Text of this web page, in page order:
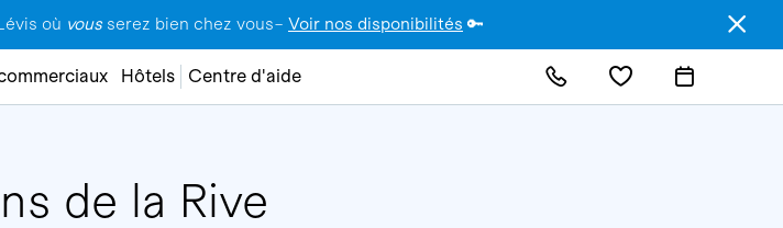
où vous serez bien chez vous– Voir nos disponibilités 🔑
Hôtels Centre d'aide
de la Rive